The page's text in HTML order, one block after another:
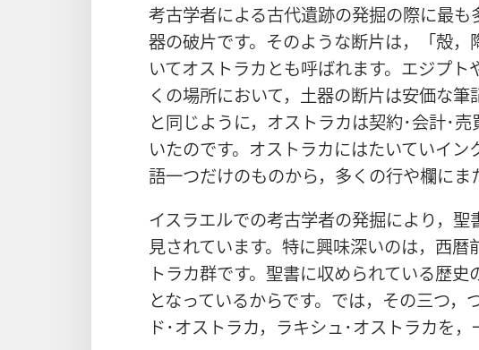
考古学者による古代遺跡の発掘の際に最
器の破片です。そのような断片は，「殻
いてオストラカとも呼ばれます。エジプ
くの場所において，土器の断片は安価な
と同じように，オストラカは契約･会計･
いたのです。オストラカにはたいていイ
語一つだけのものから，多くの行や欄にま
イスラエルでの考古学者の発掘により，
見されています。特に興味深いのは，西
トラカ群です。聖書に収められている歴
となっているからです。では，その三つ
ド･オストラカ，ラキシュ･オストラカを，